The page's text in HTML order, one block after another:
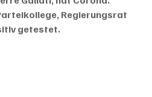
Regierungsrat
getestet.